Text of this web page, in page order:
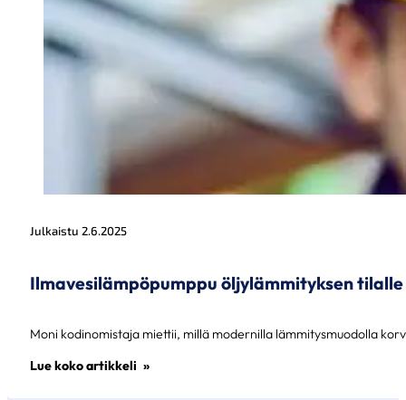
Ilmavesilämpöpumppu öljylämmityksen
Moni kodinomistaja miettii, millä modernilla lämmitysmuodolla
Lue koko artikkeli
Julkaistu 2.6.2025